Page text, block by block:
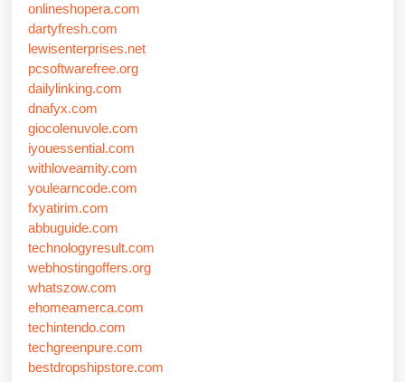
onlineshopera.com
dartyfresh.com
lewisenterprises.net
pcsoftwarefree.org
dailylinking.com
dnafyx.com
giocolenuvole.com
iyouessential.com
withloveamity.com
youlearncode.com
fxyatirim.com
abbuguide.com
technologyresult.com
webhostingoffers.org
whatszow.com
ehomeamerca.com
techintendo.com
techgreenpure.com
bestdropshipstore.com